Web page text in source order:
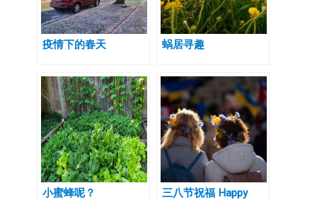
疫情下的春天 蜗居寻趣
小蜜蜂呢？
三八节祝福 Happy